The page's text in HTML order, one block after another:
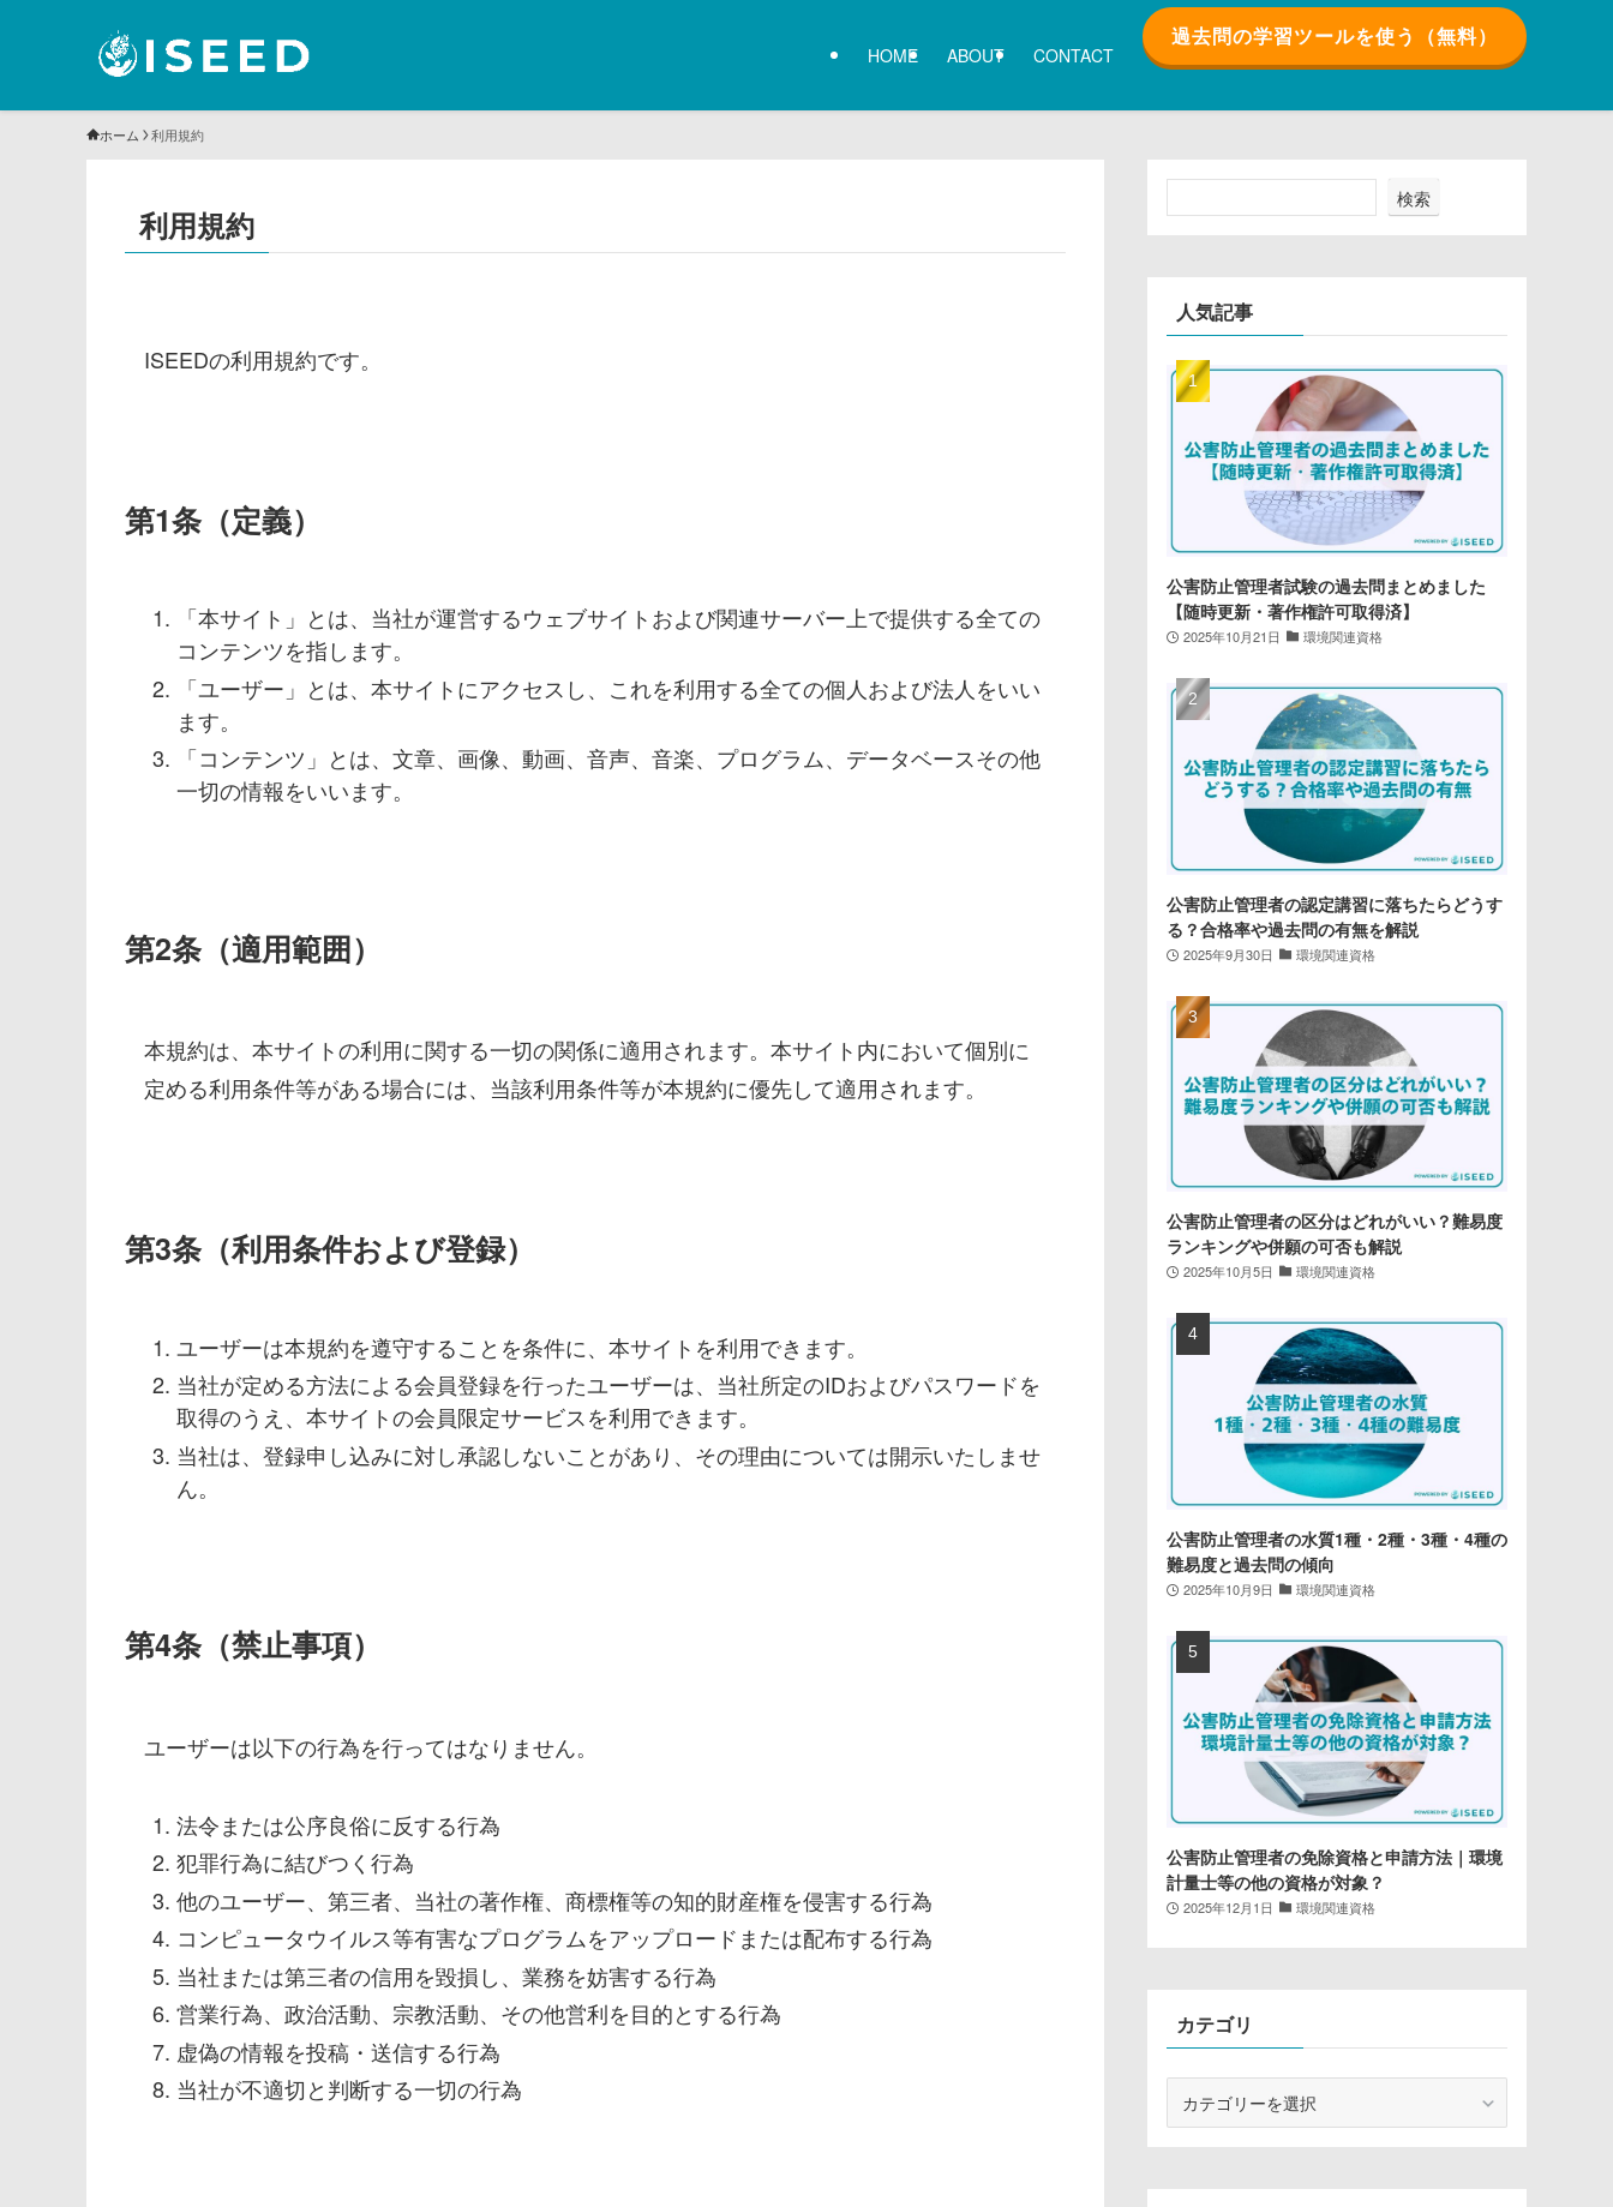
HOME ABOUT CONTACT
過去問の学習ツールを使う（無料）
ホーム 利用規約
利用規約
ISEEDの利用規約です。
第1条（定義）
「本サイト」とは、当社が運営するウェブサイトおよび関連サーバー上で提供する全ての
コンテンツを指します。
「ユーザー」とは、本サイトにアクセスし、これを利用する全ての個人および法人をいい
ます。
「コンテンツ」とは、文章、画像、動画、音声、音楽、プログラム、データベースその他
一切の情報をいいます。
第2条（適用範囲）
本規約は、本サイトの利用に関する一切の関係に適用されます。本サイト内において個別に
定める利用条件等がある場合には、当該利用条件等が本規約に優先して適用されます。
第3条（利用条件および登録）
ユーザーは本規約を遵守することを条件に、本サイトを利用できます。
当社が定める方法による会員登録を行ったユーザーは、当社所定のIDおよびパスワードを
取得のうえ、本サイトの会員限定サービスを利用できます。
当社は、登録申し込みに対し承認しないことがあり、その理由については開示いたしませ
ん。
第4条（禁止事項）
ユーザーは以下の行為を行ってはなりません。
法令または公序良俗に反する行為
犯罪行為に結びつく行為
他のユーザー、第三者、当社の著作権、商標権等の知的財産権を侵害する行為
コンピュータウイルス等有害なプログラムをアップロードまたは配布する行為
当社または第三者の信用を毀損し、業務を妨害する行為
営業行為、政治活動、宗教活動、その他営利を目的とする行為
虚偽の情報を投稿・送信する行為
当社が不適切と判断する一切の行為
検索
人気記事
公害防止管理者試験の過去問まとめました
【随時更新・著作権許可取得済】
2025年10月21日 環境関連資格
公害防止管理者の認定講習に落ちたらどうす
る？合格率や過去問の有無を解説
2025年9月30日 環境関連資格
公害防止管理者の区分はどれがいい？難易度
ランキングや併願の可否も解説
2025年10月5日 環境関連資格
公害防止管理者の水質1種・2種・3種・4種の
難易度と過去問の傾向
2025年10月9日 環境関連資格
公害防止管理者の免除資格と申請方法｜環境
計量士等の他の資格が対象？
2025年12月1日 環境関連資格
カテゴリ